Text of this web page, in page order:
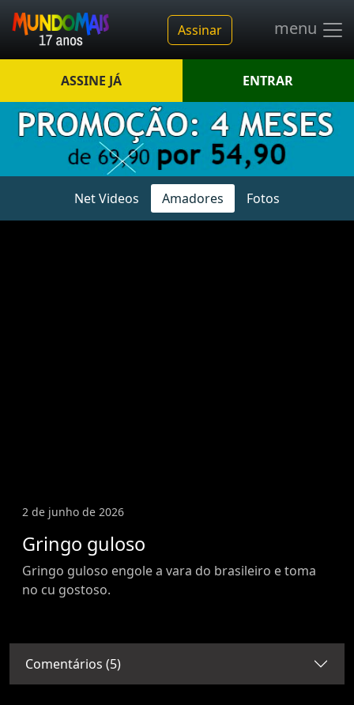
Assinar menu
ASSINE JÁ ENTRAR
Net Videos Amadores Fotos
2 de junho de 2026
Gringo guloso
Gringo guloso engole a vara do brasileiro e toma
no cu gostoso.
Comentários (5)